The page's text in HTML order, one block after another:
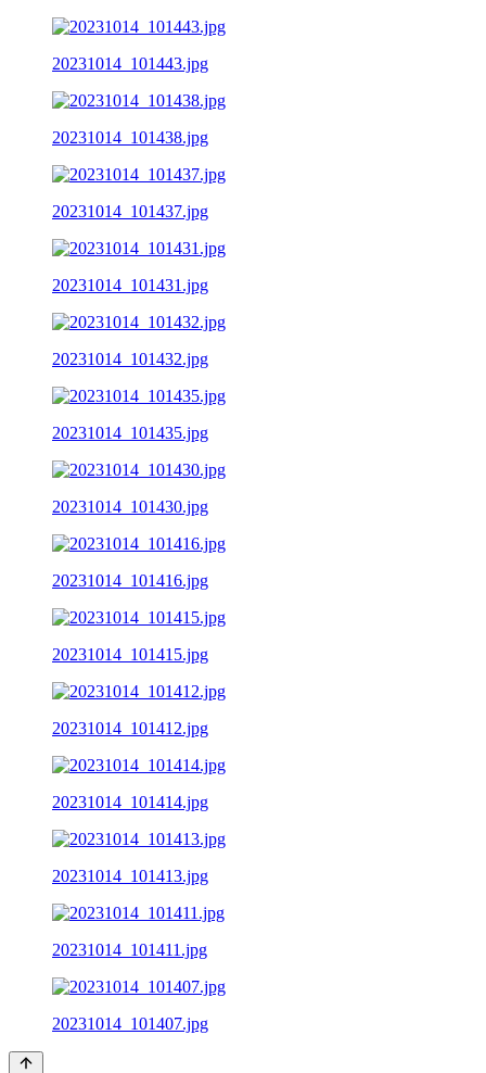
20231014_101443.jpg
20231014_101438.jpg
20231014_101437.jpg
20231014_101431.jpg
20231014_101432.jpg
20231014_101435.jpg
20231014_101430.jpg
20231014_101416.jpg
20231014_101415.jpg
20231014_101412.jpg
20231014_101414.jpg
20231014_101413.jpg
20231014_101411.jpg
20231014_101407.jpg